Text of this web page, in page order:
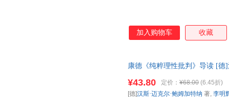
加入购物车 收藏
康德《纯粹理性批判》导读 [德
¥43.80 定价： ¥68.00 (6.45折)
[德]汉斯·迈克尔·鲍姆加特纳 著, 李明